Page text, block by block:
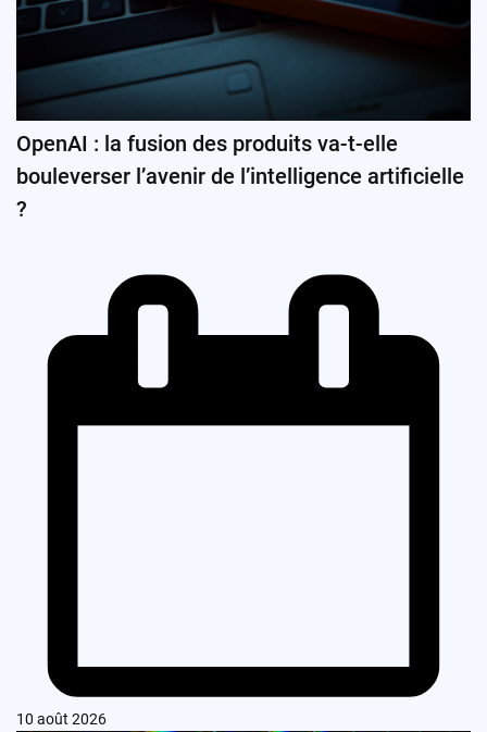
OpenAI : la fusion des produits va-t-elle
bouleverser l’avenir de l’intelligence artificielle
?
10 août 2026